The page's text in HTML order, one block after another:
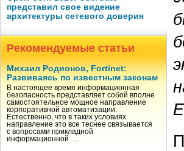
представил свое видение
архитектуры сетевого доверия
Рекомендуемые статьи
Михаил Родионов, Fortinet:
Развиваясь по известным законам
В настоящее время информационная
безопасность представляет собой вполне
самостоятельное мощное направление
корпоративной автоматизации.
Естественно, что в таких условиях
направление это все теснее связывается
с вопросами прикладной
информационной …